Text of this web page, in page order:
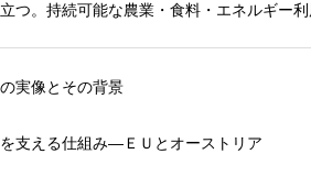
つ。持続可能な農業・食料・エネルギー
実像とその背景
支える仕組み―ＥＵとオーストリア